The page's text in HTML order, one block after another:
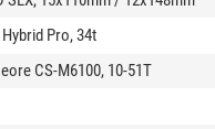
Pro, 34t
CS-M6100, 10-51T